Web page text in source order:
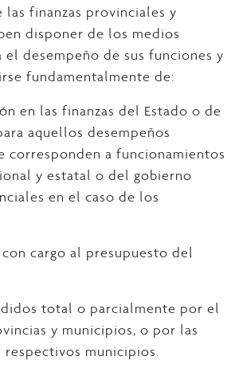
las finanzas provinciales y
disponer de los medios
el desempeño de sus funciones y
fundamentalmente de:
en las finanzas del Estado o de
aquellos desempeños
corresponden a funcionamientos
y estatal o del gobierno
en el caso de los
con cargo al presupuesto del
total o parcialmente por el
y municipios, o por las
respectivos municipios.